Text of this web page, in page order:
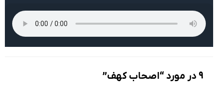
9 در مورد “اصحاب کهف”